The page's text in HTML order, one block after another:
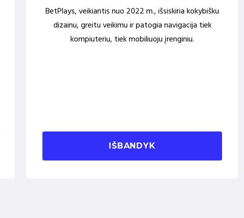
BetPlays, veikiantis nuo 2022 m., išsiskiria kokybišku
dizainu, greitu veikimu ir patogia navigacija tiek
kompiuteriu, tiek mobiliuoju įrenginiu.
IŠBANDYK